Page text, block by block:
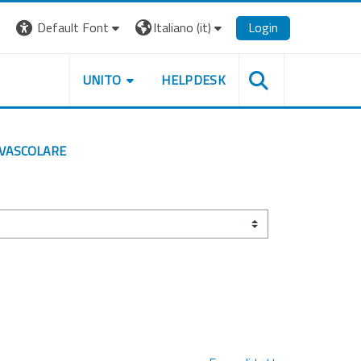
Default Font
Italiano ‎(it)‎ Login
UNITO HELPDESK